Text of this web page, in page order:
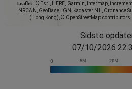
Leaflet
© Esri, HERE, Garmin, Intermap, increment
NRCAN, GeoBase, IGN, Kadaster NL, Ordnance
(Hong Kong), © OpenStreetMap
Sidste
07/10/2026